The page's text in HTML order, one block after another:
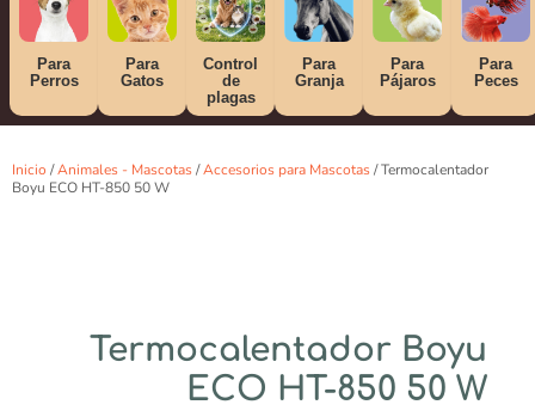
Para
Perros
Para
Gatos
Control
de
plagas
Para
Granja
Para
Pájaros
Para
Peces
Inicio /Animales - Mascotas/Accesorios para Mascotas/ Termocalentador
Boyu ECO HT-850 50 W
Termocalentador Boyu
ECO HT-850 50 W